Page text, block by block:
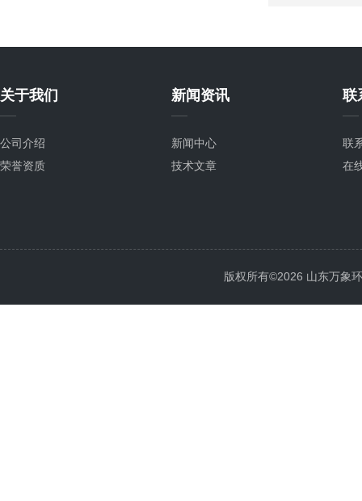
关于我们
公司介绍
荣誉资质
新闻资讯
新闻中心
技术文章
联
联
在
版权所有©2026 山东万象